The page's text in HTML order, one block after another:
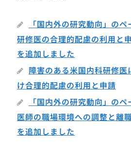
「国内外の研究動向」の
研修医の合理的配慮の利用と
を追加しました
障害のある米国内科研修医
け合理的配慮の利用と申請
「国内外の研究動向」の
医師の職場環境への調整と離
を追加しました